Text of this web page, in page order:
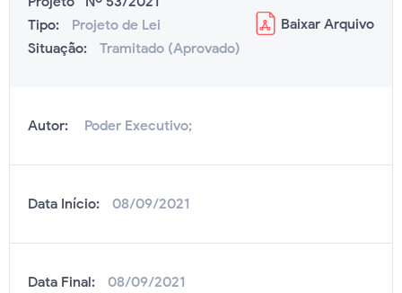
Tipo:
Projeto de Lei
Situação:
Tramitado (Aprovado)
Baixar Arquivo
Autor: Poder Executivo;
Data Início: 08/09/2021
Data Final: 08/09/2021